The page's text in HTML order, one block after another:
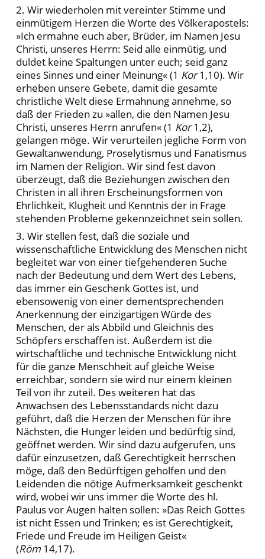
2. Wir wiederholen mit vereinter Stimme und
einmütigem Herzen die Worte des Völkerapostels:
»Ich ermahne euch aber, Brüder, im Namen Jesu
Christi, unseres Herrn: Seid alle einmütig, und
duldet keine Spaltungen unter euch; seid ganz
eines Sinnes und einer Meinung« (1 Kor1,10). Wir
erheben unsere Gebete, damit die gesamte
christliche Welt diese Ermahnung annehme, so
daß der Frieden zu »allen, die den Namen Jesu
Christi, unseres Herrn anrufen« (1 Kor1,2),
gelangen möge. Wir verurteilen jegliche Form von
Gewaltanwendung, Proselytismus und Fanatismus
im Namen der Religion. Wir sind fest davon
überzeugt, daß die Beziehungen zwischen den
Christen in all ihren Erscheinungsformen von
Ehrlichkeit, Klugheit und Kenntnis der in Frage
stehenden Probleme gekennzeichnet sein sollen.
3. Wir stellen fest, daß die soziale und
wissenschaftliche Entwicklung des Menschen nicht
begleitet war von einer tiefgehenderen Suche
nach der Bedeutung und dem Wert des Lebens,
das immer ein Geschenk Gottes ist, und
ebensowenig von einer dementsprechenden
Anerkennung der einzigartigen Würde des
Menschen, der als Abbild und Gleichnis des
Schöpfers erschaffen ist. Außerdem ist die
wirtschaftliche und technische Entwicklung nicht
für die ganze Menschheit auf gleiche Weise
erreichbar, sondern sie wird nur einem kleinen
Teil von ihr zuteil. Des weiteren hat das
Anwachsen des Lebensstandards nicht dazu
geführt, daß die Herzen der Menschen für ihre
Nächsten, die Hunger leiden und bedürftig sind,
geöffnet werden. Wir sind dazu aufgerufen, uns
dafür einzusetzen, daß Gerechtigkeit herrschen
möge, daß den Bedürftigen geholfen und den
Leidenden die nötige Aufmerksamkeit geschenkt
wird, wobei wir uns immer die Worte des hl.
Paulus vor Augen halten sollen: »Das Reich Gottes
ist nicht Essen und Trinken; es ist Gerechtigkeit,
Friede und Freude im Heiligen Geist«
(Röm 14,17).